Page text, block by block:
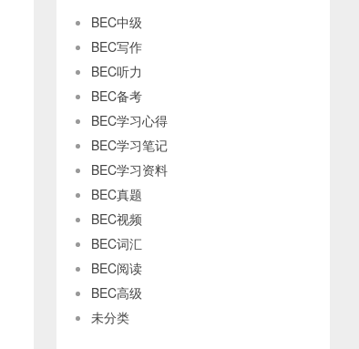
BEC中级
BEC写作
BEC听力
BEC备考
BEC学习心得
BEC学习笔记
BEC学习资料
BEC真题
BEC视频
BEC词汇
BEC阅读
BEC高级
未分类